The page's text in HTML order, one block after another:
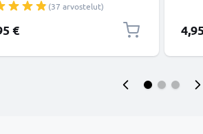
datakaapeli
(37 arvostelut)
€